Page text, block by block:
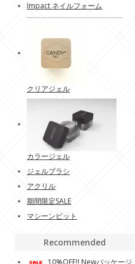
Impact ネイルフォーム
クリアジェル
カラージェル
ジェルブラシ
アクリル
期間限定SALE
マシーンビット
Recommended
10%OFF!! Newパッケージ